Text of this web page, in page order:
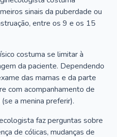
sinais da puberdade ou
entre os 9 e os 15
costuma se limitar à
da paciente. Dependendo
das mamas e da parte
com acompanhamento de
a menina preferir).
faz perguntas sobre
de cólicas, mudanças de